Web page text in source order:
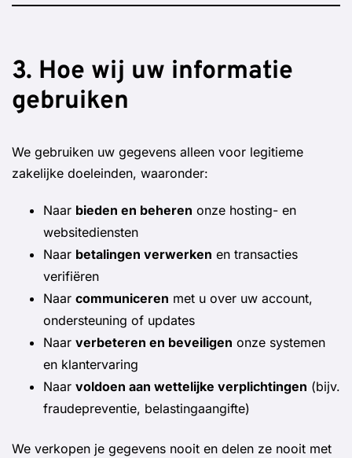
3. Hoe wij uw informatie
gebruiken
We gebruiken uw gegevens alleen voor legitieme
zakelijke doeleinden, waaronder:
Naar bieden en beheren onze hosting- en
websitediensten
Naar betalingen verwerken en transacties
verifiëren
Naar communiceren met u over uw account,
ondersteuning of updates
Naar verbeteren en beveiligen onze systemen
en klantervaring
Naar voldoen aan wettelijke verplichtingen (bijv.
fraudepreventie, belastingaangifte)
We verkopen je gegevens nooit en delen ze nooit met